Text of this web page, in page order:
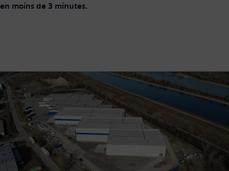
en moins de 3 minutes.